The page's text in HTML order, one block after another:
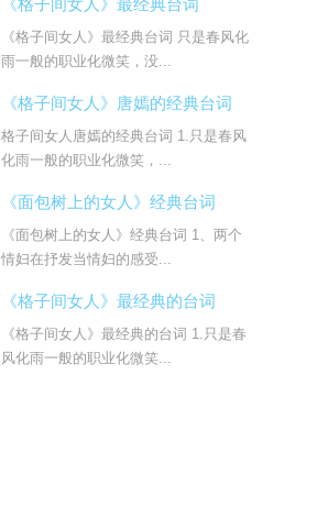
《格子间女人》最经典台词
《格子间女人》最经典台词 只是春风化
雨一般的职业化微笑，没...
《格子间女人》唐嫣的经典台词
格子间女人唐嫣的经典台词 1.只是春风
化雨一般的职业化微笑，...
《面包树上的女人》经典台词
《面包树上的女人》经典台词 1、两个
情妇在抒发当情妇的感受...
《格子间女人》最经典的台词
《格子间女人》最经典的台词 1.只是春
风化雨一般的职业化微笑...